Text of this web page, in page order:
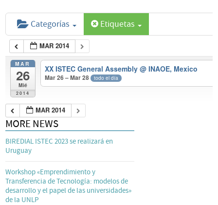
Categorías Etiquetas
MAR 2014
MAR
26
Mié
2014
XX ISTEC General Assembly @ INAOE, Mexico
Mar 26 – Mar 28 todo el día
MAR 2014
MORE NEWS
BIREDIAL ISTEC 2023 se realizará en
Uruguay
Workshop «Emprendimiento y
Transferencia de Tecnología: modelos de
desarrollo y el papel de las universidades»
de la UNLP